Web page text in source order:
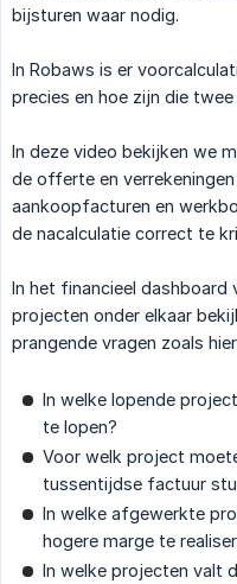
bijsturen waar nodig.
In Robaws is er
precies en hoe zijn die
In deze video bekijken we
de offerte en
aankoopfacturen en
de nacalculatie correct te
In het financieel dashboard
projecten onder elkaar
prangende vragen zoals
In welke lopende
te lopen?
Voor welk project
tussentijdse factuur
In welke afgewerkte
hogere marge te
In welke projecten valt